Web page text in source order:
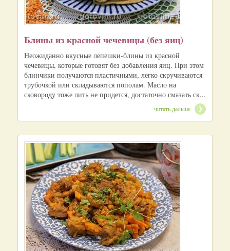
Блины из красной чечевицы (без яиц)
Неожиданно вкусные лепешки-блины из красной
чечевицы, которые готовят без добавления яиц. При этом
блинчики получаются пластичными, легко скручиваются
трубочкой или складываются пополам. Масло на
сковороду тоже лить не придется, достаточно смазать ск...
читать дальше